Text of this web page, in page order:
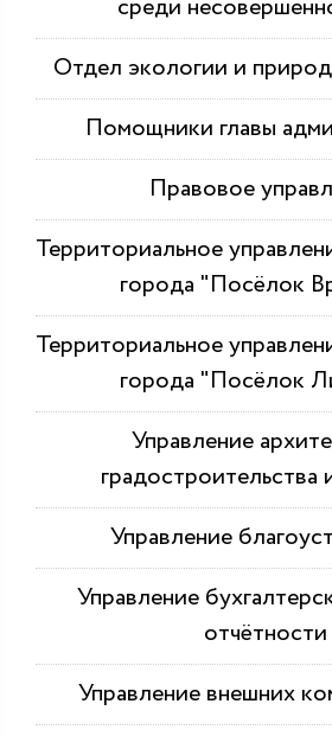
среди
Отдел экологии и
Помощники главы
Правовое
Территориальное
города "Посёлок
Территориальное
города "Посёлок
Управление
градостроительства
Управление
Управление
отчётности
Управление внешних